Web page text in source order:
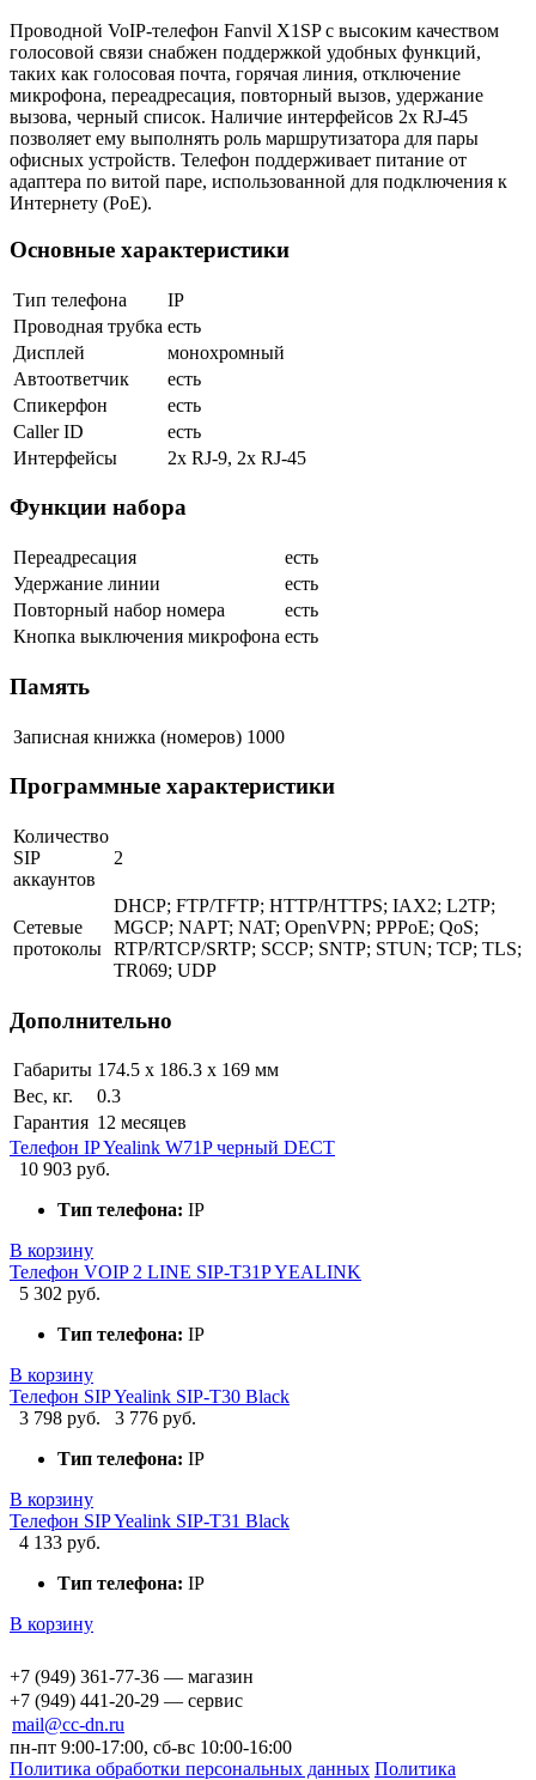
Проводной VoIP-телефон Fanvil X1SP с высоким качеством
голосовой связи снабжен поддержкой удобных функций,
таких как голосовая почта, горячая линия, отключение
микрофона, переадресация, повторный вызов, удержание
вызова, черный список. Наличие интерфейсов 2x RJ-45
позволяет ему выполнять роль маршрутизатора для пары
офисных устройств. Телефон поддерживает питание от
адаптера по витой паре, использованной для подключения к
Интернету (РоЕ).
Основные характеристики
Тип телефона
IP
Проводная трубка есть
Дисплей
монохромный
Автоответчик
есть
Спикерфон
есть
Caller ID
есть
Интерфейсы
2x RJ-9, 2x RJ-45
Функции набора
Переадресация
есть
Удержание линии
есть
Повторный набор номера
есть
Кнопка выключения микрофона есть
Память
Записная книжка (номеров) 1000
Программные характеристики
Количество
SIP
аккаунтов
2
Сетевые
протоколы
DHCP; FTP/TFTP; HTTP/HTTPS; IAX2; L2TP;
MGCP; NAPT; NAT; OpenVPN; PPPoE; QoS;
RTP/RTCP/SRTP; SCCP; SNTP; STUN; TCP; TLS;
TR069; UDP
Дополнительно
Габариты 174.5 х 186.3 х 169 мм
Вес, кг.
0.3
Гарантия 12 месяцев
Телефон IP Yealink W71P черный DECT
10 903 руб.
Тип телефона: IP
В корзину
Телефон VOIP 2 LINE SIP-T31P YEALINK
5 302 руб.
Тип телефона: IP
В корзину
Телефон SIP Yealink SIP-T30 Black
3 798 руб.
3 776 руб.
Тип телефона: IP
В корзину
Телефон SIP Yealink SIP-T31 Black
4 133 руб.
Тип телефона: IP
В корзину
+7 (949) 361-77-36 — магазин
+7 (949) 441-20-29 — сервис
mail@cc-dn.ru
пн-пт 9:00-17:00, сб-вс 10:00-16:00
Политика обработки персональных данных Политика